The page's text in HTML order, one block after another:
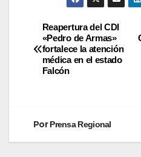
Reapertura del CDI
«Pedro de Armas»
fortalece la atención
médica en el estado
Falcón
PorPrensa Regional